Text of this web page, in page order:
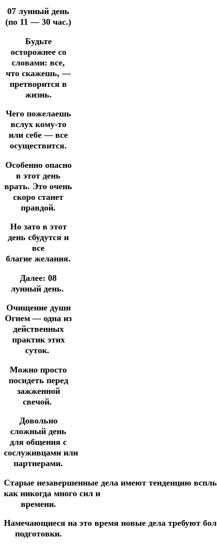
07 лунный день
(по 11 — 30 час.)
Будьте
осторожнее со
словами: все,
что скажешь,—
претворится в
жизнь.
Чего пожелаешь
вслух кому-то
или себе — все
осуществится.
Особенно опасно
в этот день
врать. Это очень
скоро станет
правдой.
Но зато в этот
день сбудутся и
все
благие желания.
Далее: 08
лунный день.
Очищение души
Огнем — одна из
действенных
практик этих
суток.
Можно просто
посидеть перед
зажженной
свечой.
Довольно
сложный день
для общения с
сослуживцами или
партнерами.
Старые незавершенные дела имеют тенденцию
как никогда много сил и
времени.
Намечающиеся на это время новые дела требуют
подготовки.